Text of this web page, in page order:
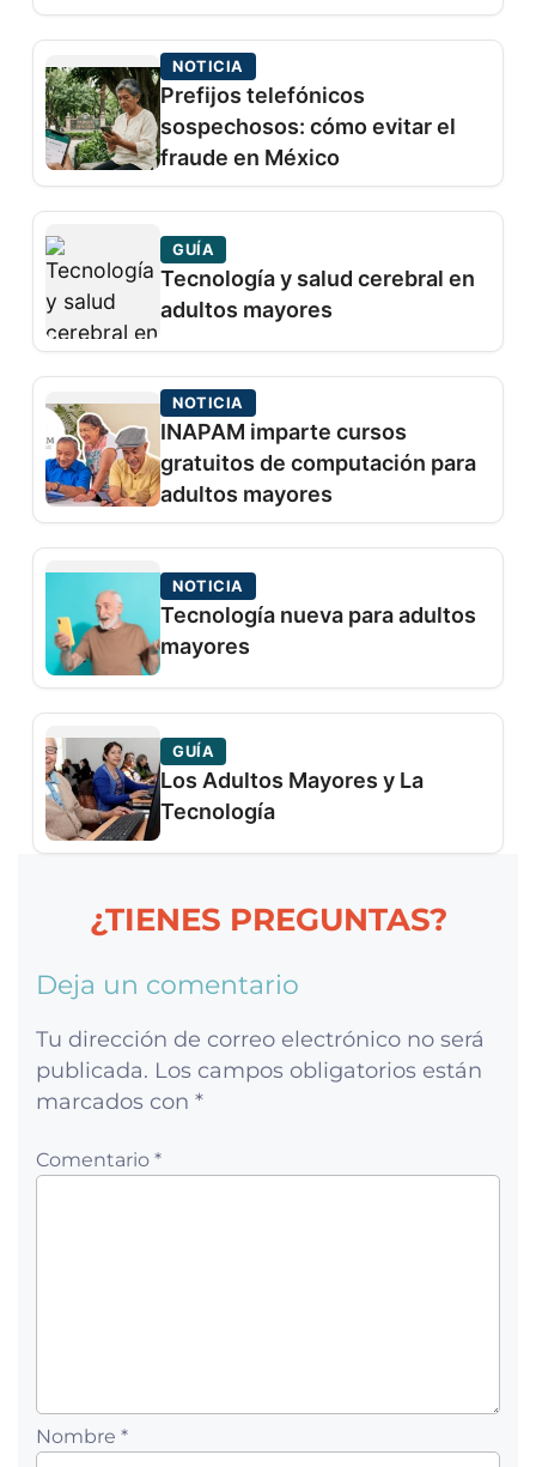
NOTICIA
Prefijos telefónicos
sospechosos: cómo evitar el
fraude en México
GUÍA
Tecnología y salud cerebral en
adultos mayores
NOTICIA
INAPAM imparte cursos
gratuitos de computación para
adultos mayores
NOTICIA
Tecnología nueva para adultos
mayores
GUÍA
Los Adultos Mayores y La
Tecnología
¿TIENES PREGUNTAS?
Deja un comentario
Tu dirección de correo electrónico no será
publicada. Los campos obligatorios están
marcados con *
Comentario *
Nombre *